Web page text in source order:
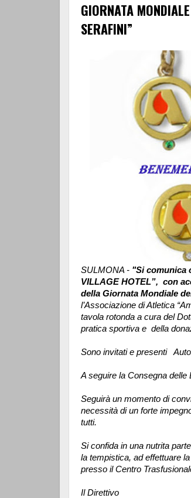
GIORNATA
SERAFINI”
SULMONA - "Si comunica
VILLAGE HOTEL”, con
della Giornata Mondiale
l’Associazione di Atletica
tavola rotonda a cura del
pratica sportiva e della
Sono invitati e presenti
A seguire la Consegna
Seguirà un momento di
necessità di un forte
tutti.
Si confida in una nutrita
la tempistica, ad effettuare
presso il Centro
Il Direttivo